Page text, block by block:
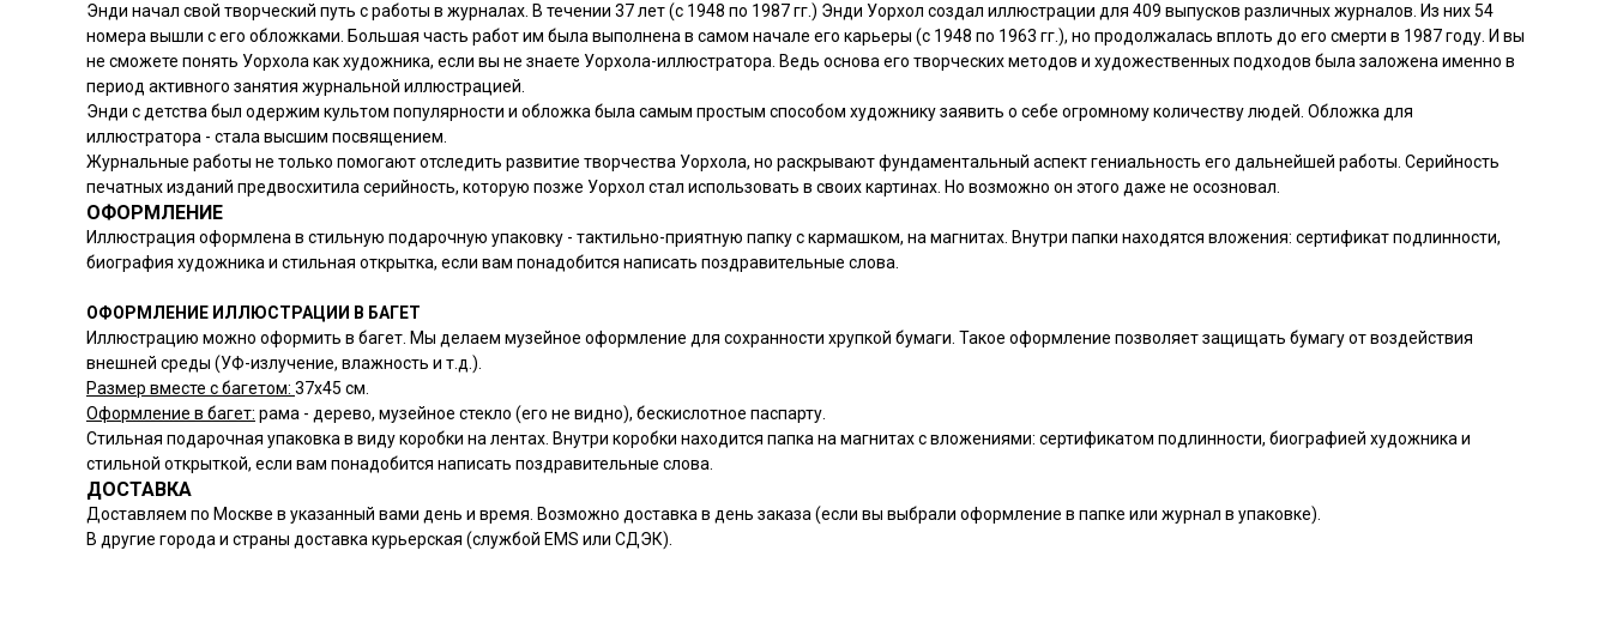
Энди начал свой творческий путь с работы в журналах. В течении 37 лет (с 1948 по 1987 гг.) Энди Уорхол создал иллюстрации для 409 выпусков различных журналов. Из них 54
номера вышли с его обложками. Большая часть работ им была выполнена в самом начале его карьеры (с 1948 по 1963 гг.), но продолжалась вплоть до его смерти в 1987 году. И вы
не сможете понять Уорхола как художника, если вы не знаете Уорхола-иллюстратора. Ведь основа его творческих методов и художественных подходов была заложена именно в
период активного занятия журнальной иллюстрацией.
Энди с детства был одержим культом популярности и обложка была самым простым способом художнику заявить о себе огромному количеству людей. Обложка для
иллюстратора - стала высшим посвящением.
Журнальные работы не только помогают отследить развитие творчества Уорхола, но раскрывают фундаментальный аспект гениальность его дальнейшей работы. Серийность
печатных изданий предвосхитила серийность, которую позже Уорхол стал использовать в своих картинах. Но возможно он этого даже не осозновал.
ОФОРМЛЕНИЕ
Иллюстрация оформлена в стильную подарочную упаковку - тактильно-приятную папку с кармашком, на магнитах. Внутри папки находятся вложения: сертификат подлинности,
биография художника и стильная открытка, если вам понадобится написать поздравительные слова.
ОФОРМЛЕНИЕ ИЛЛЮСТРАЦИИ В БАГЕТ
Иллюстрацию можно оформить в багет. Мы делаем музейное оформление для сохранности хрупкой бумаги. Такое оформление позволяет защищать бумагу от воздействия
внешней среды (УФ-излучение, влажность и т.д.).
Размер вместе с багетом: 37х45 см.
Оформление в багет: рама - дерево, музейное стекло (его не видно), бескислотное паспарту.
Стильная подарочная упаковка в виду коробки на лентах. Внутри коробки находится папка на магнитах с вложениями: сертификатом подлинности, биографией художника и
стильной открыткой, если вам понадобится написать поздравительные слова.
ДОСТАВКА
Доставляем по Москве в указанный вами день и время. Возможно доставка в день заказа (если вы выбрали оформление в папке или журнал в упаковке).
В другие города и страны доставка курьерская (службой EMS или СДЭК).